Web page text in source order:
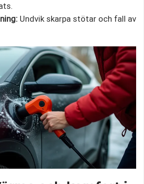
Undvik skarpa stötar och fall av